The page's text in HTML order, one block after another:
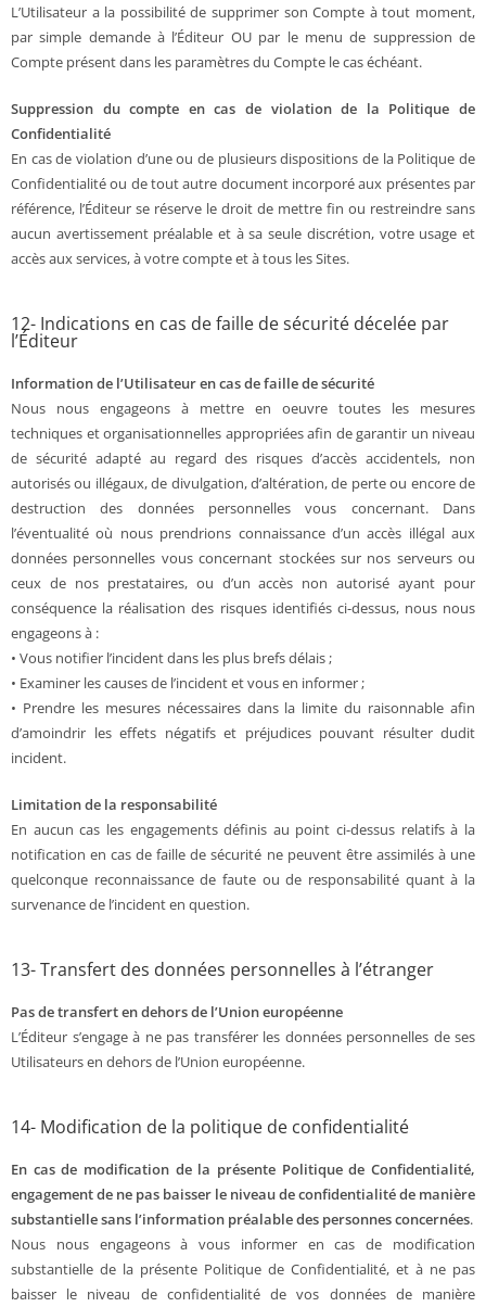
L’Utilisateur a la possibilité de supprimer son Compte à tout moment,
par simple demande à l’Éditeur OU par le menu de suppression de
Compte présent dans les paramètres du Compte le cas échéant.
Suppression du compte en cas de violation de la Politique de
Confidentialité
En cas de violation d’une ou de plusieurs dispositions de la Politique de
Confidentialité ou de tout autre document incorporé aux présentes par
référence, l’Éditeur se réserve le droit de mettre fin ou restreindre sans
aucun avertissement préalable et à sa seule discrétion, votre usage et
accès aux services, à votre compte et à tous les Sites.
12- Indications en cas de faille de sécurité décelée par
l’Éditeur
Information de l’Utilisateur en cas de faille de sécurité
Nous nous engageons à mettre en oeuvre toutes les mesures
techniques et organisationnelles appropriées afin de garantir un niveau
de sécurité adapté au regard des risques d’accès accidentels, non
autorisés ou illégaux, de divulgation, d’altération, de perte ou encore de
destruction des données personnelles vous concernant. Dans
l’éventualité où nous prendrions connaissance d’un accès illégal aux
données personnelles vous concernant stockées sur nos serveurs ou
ceux de nos prestataires, ou d’un accès non autorisé ayant pour
conséquence la réalisation des risques identifiés ci-dessus, nous nous
engageons à :
• Vous notifier l’incident dans les plus brefs délais ;
• Examiner les causes de l’incident et vous en informer ;
• Prendre les mesures nécessaires dans la limite du raisonnable afin
d’amoindrir les effets négatifs et préjudices pouvant résulter dudit
incident.
Limitation de la responsabilité
En aucun cas les engagements définis au point ci-dessus relatifs à la
notification en cas de faille de sécurité ne peuvent être assimilés à une
quelconque reconnaissance de faute ou de responsabilité quant à la
survenance de l’incident en question.
13- Transfert des données personnelles à l’étranger
Pas de transfert en dehors de l’Union européenne
L’Éditeur s’engage à ne pas transférer les données personnelles de ses
Utilisateurs en dehors de l’Union européenne.
14- Modification de la politique de confidentialité
En cas de modification de la présente Politique de Confidentialité,
engagement de ne pas baisser le niveau de confidentialité de manière
substantielle sans l’information préalable des personnes concernées.
Nous nous engageons à vous informer en cas de modification
substantielle de la présente Politique de Confidentialité, et à ne pas
baisser le niveau de confidentialité de vos données de manière